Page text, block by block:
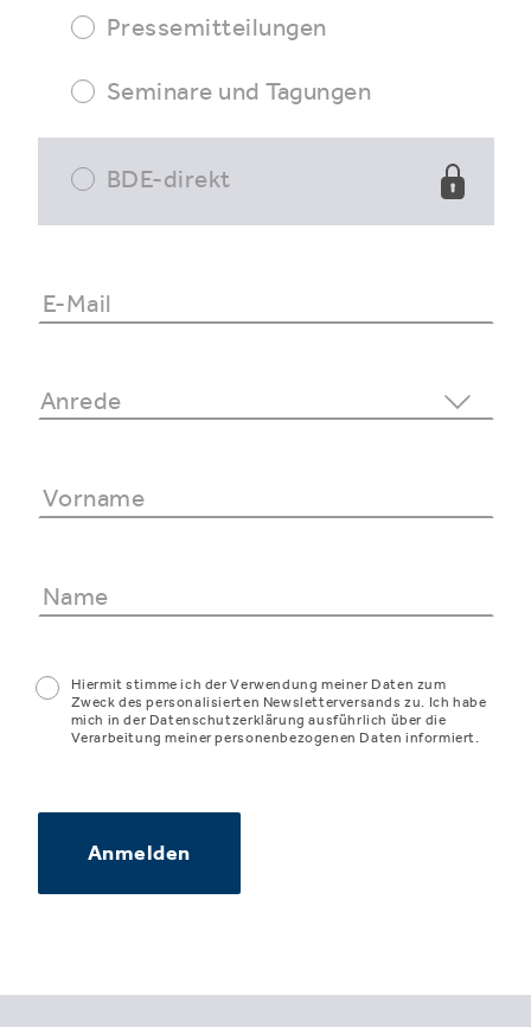
Pressemitteilungen
Seminare und Tagungen
BDE-direkt
Hiermit stimme ich der Verwendung meiner Daten zum
Zweck des personalisierten Newsletterversands zu. Ich habe
mich in der Datenschutzerklärung ausführlich über die
Verarbeitung meiner personenbezogenen Daten informiert.
Anmelden